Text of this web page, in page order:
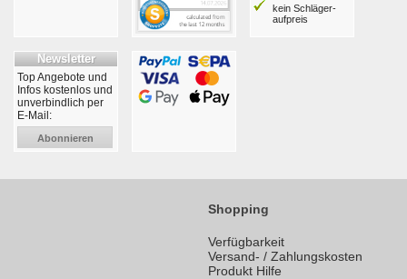
kein Schläger­
aufpreis
Newsletter
Top Angebote und
Infos kostenlos und
unverbindlich per
E-Mail:
Abonnieren
Shopping
Verfügbarkeit
Versand- / Zahlungskosten
Produkt Hilfe